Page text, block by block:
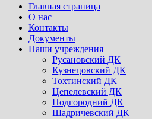
Главная страница
О нас
Контакты
Документы
Наши учреждения
Русановский ДК
Кузнецовский ДК
Тохтинский ДК
Цепелевский ДК
Подгородний ДК
Шадричевский ДК